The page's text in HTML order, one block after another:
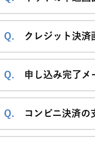
クレジット決済
申し込み完了メ
コンビニ決済の